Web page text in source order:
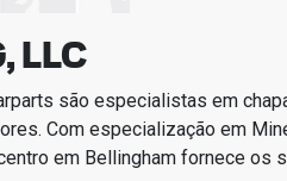
LLC
são especialistas em
Com especialização em
em Bellinghamfornece os